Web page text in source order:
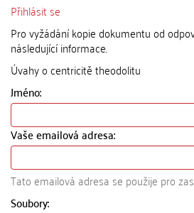
Přihlásit se
Pro vyžádání kopie dokumentu od
následující informace.
Úvahy o centricitě theodolitu
Jméno:
Vaše emailová adresa:
Tato emailová adresa se použije pro
Soubory: